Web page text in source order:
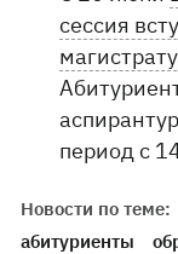
сессия
период с
Новости по теме:
абитуриенты